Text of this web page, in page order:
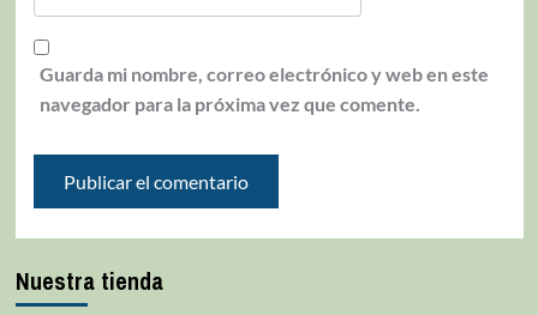
Guarda mi nombre, correo electrónico y web en este
navegador para la próxima vez que comente.
Nuestra tienda